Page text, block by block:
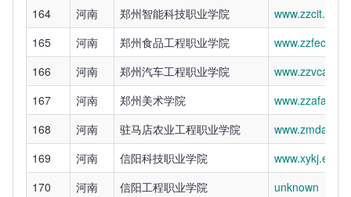
164
河南 郑州智能科技职业学院
165
河南 郑州食品工程职业学院
166
河南 郑州汽车工程职业学院
167
河南 郑州美术学院
168
河南 驻马店农业工程职业学院
169
河南 信阳科技职业学院
170
河南 信阳工程职业学院
unknown